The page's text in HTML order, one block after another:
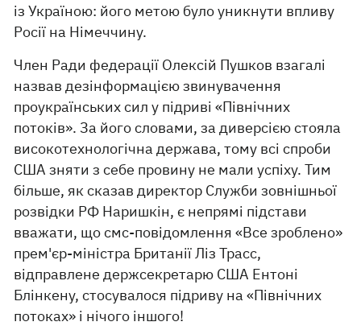
із Україною: його метою було уникнути впливу
Росії на Німеччину.
Член Ради федерації Олексій Пушков взагалі
назвав дезінформацією звинувачення
проукраїнських сил у підриві «Північних
потоків». За його словами, за диверсією стояла
високотехнологічна держава, тому всі спроби
США зняти з себе провину не мали успіху. Тим
більше, як сказав директор Служби зовнішньої
розвідки РФ Наришкін, є непрямі підстави
вважати, що смс-повідомлення «Все зроблено»
прем'єр-міністра Британії Ліз Трасс,
відправлене держсекретарю США Ентоні
Блінкену, стосувалося підриву на «Північних
потоках» і нічого іншого!